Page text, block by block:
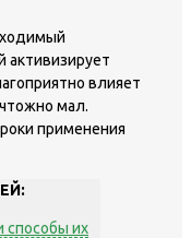
активизирует
влияет
мал.
применения
способы их